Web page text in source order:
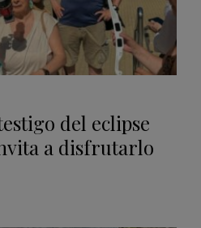
del eclipse
a disfrutarlo